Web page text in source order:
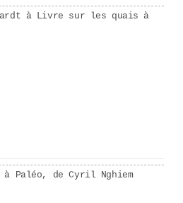
à Livre sur les quais à
à Paléo, de Cyril Nghiem